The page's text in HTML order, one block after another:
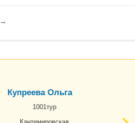
→
Купреева Ольга
1001тур
Кантемировская